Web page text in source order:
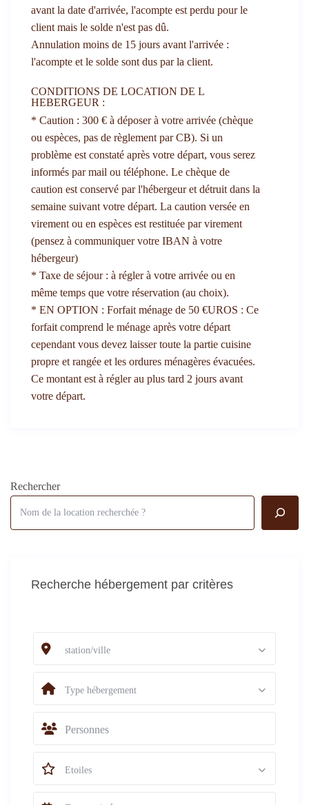
avant la date d'arrivée, l'acompte est perdu pour le
client mais le solde n'est pas dû.
Annulation moins de 15 jours avant l'arrivée :
l'acompte et le solde sont dus par la client.
CONDITIONS DE LOCATION DE L
HEBERGEUR :
* Caution : 300 € à déposer à votre arrivée (chèque
ou espèces, pas de règlement par CB). Si un
problème est constaté après votre départ, vous serez
informés par mail ou téléphone. Le chèque de
caution est conservé par l'hébergeur et détruit dans la
semaine suivant votre départ. La caution versée en
virement ou en espèces est restituée par virement
(pensez à communiquer votre IBAN à votre
hébergeur)
* Taxe de séjour : à régler à votre arrivée ou en
même temps que votre réservation (au choix).
* EN OPTION : Forfait ménage de 50 €UROS : Ce
forfait comprend le ménage après votre départ
cependant vous devez laisser toute la partie cuisine
propre et rangée et les ordures ménagères évacuées.
Ce montant est à régler au plus tard 2 jours avant
votre départ.
Rechercher
Recherche hébergement par critères
station/ville
Type hébergement
Personnes
Etoiles